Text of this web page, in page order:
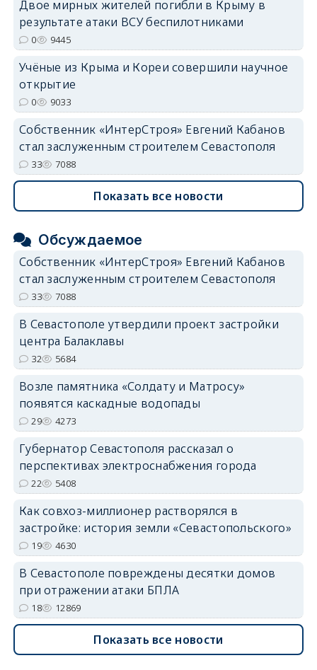
Двое мирных жителей погибли в Крыму в
результате атаки ВСУ беспилотниками
0 9445
Учёные из Крыма и Кореи совершили научное
открытие
0 9033
Собственник «ИнтерСтроя» Евгений Кабанов
стал заслуженным строителем Севастополя
33 7088
Показать все новости
Обсуждаемое
Собственник «ИнтерСтроя» Евгений Кабанов
стал заслуженным строителем Севастополя
33 7088
В Севастополе утвердили проект застройки
центра Балаклавы
32 5684
Возле памятника «Солдату и Матросу»
появятся каскадные водопады
29 4273
Губернатор Севастополя рассказал о
перспективах электроснабжения города
22 5408
Как совхоз-миллионер растворялся в
застройке: история земли «Севастопольского»
19 4630
В Севастополе повреждены десятки домов
при отражении атаки БПЛА
18 12869
Показать все новости